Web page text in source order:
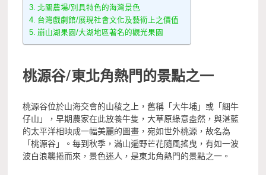
北關農場/別具特色的海灣景色
台灣戲劇館/展現社會文化及藝術上之價值
崩山湖果園/大湖地區著名的觀光果園
桃源谷/東北角熱門的景點之一
桃源谷位於山海交會的山稜之上，舊稱「大牛埔」或「綑牛
仔山」，早期農家在此放養牛隻，大草原綠意盎然，與湛藍
的太平洋相映成一幅美麗的圖畫，宛如世外桃源，故名為
「桃源谷」。每到秋季，滿山遍野芒花隨風搖曳，有如一波
波白浪襲捲而來，景色迷人，是東北角熱門的景點之一。